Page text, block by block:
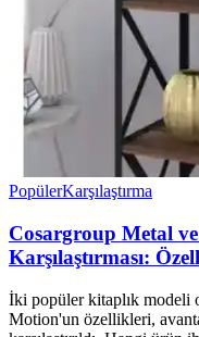
PopülerKarşılaştırma
Cosargroup Metal
Karşılaştırması:
İki popüler kitaplık modeli
Motion'un özellikleri,